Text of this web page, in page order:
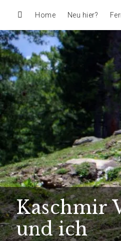
Home Neu hier?
Kaschmir
und ich